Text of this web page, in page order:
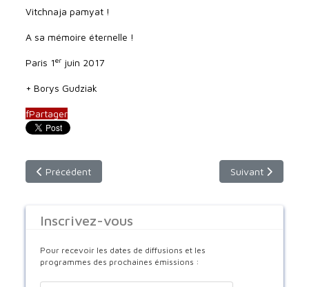
Vitchnaja pamyat !
A sa mémoire éternelle !
Paris 1er juin 2017
+ Borys Gudziak
fPartager
Article précédent : Texte de l'interwiev du Père Elias
Précédent Article suivant :
Suivant
Inscrivez-vous
Pour recevoir les dates de diffusions et les
programmes des prochaines émissions :